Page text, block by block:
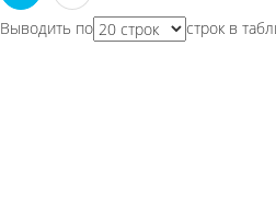
Выводить по
строк в